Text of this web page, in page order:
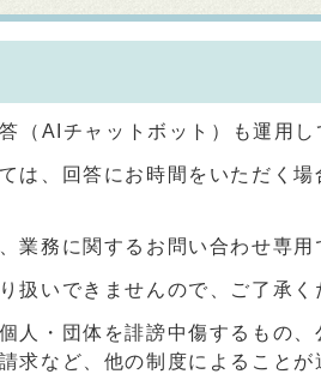
（AIチャットボット）も運用し
は、回答にお時間をいただく
業務に関するお問い合わせ専
扱いできませんので、ご了承く
人・団体を誹謗中傷するもの
求など、他の制度によること